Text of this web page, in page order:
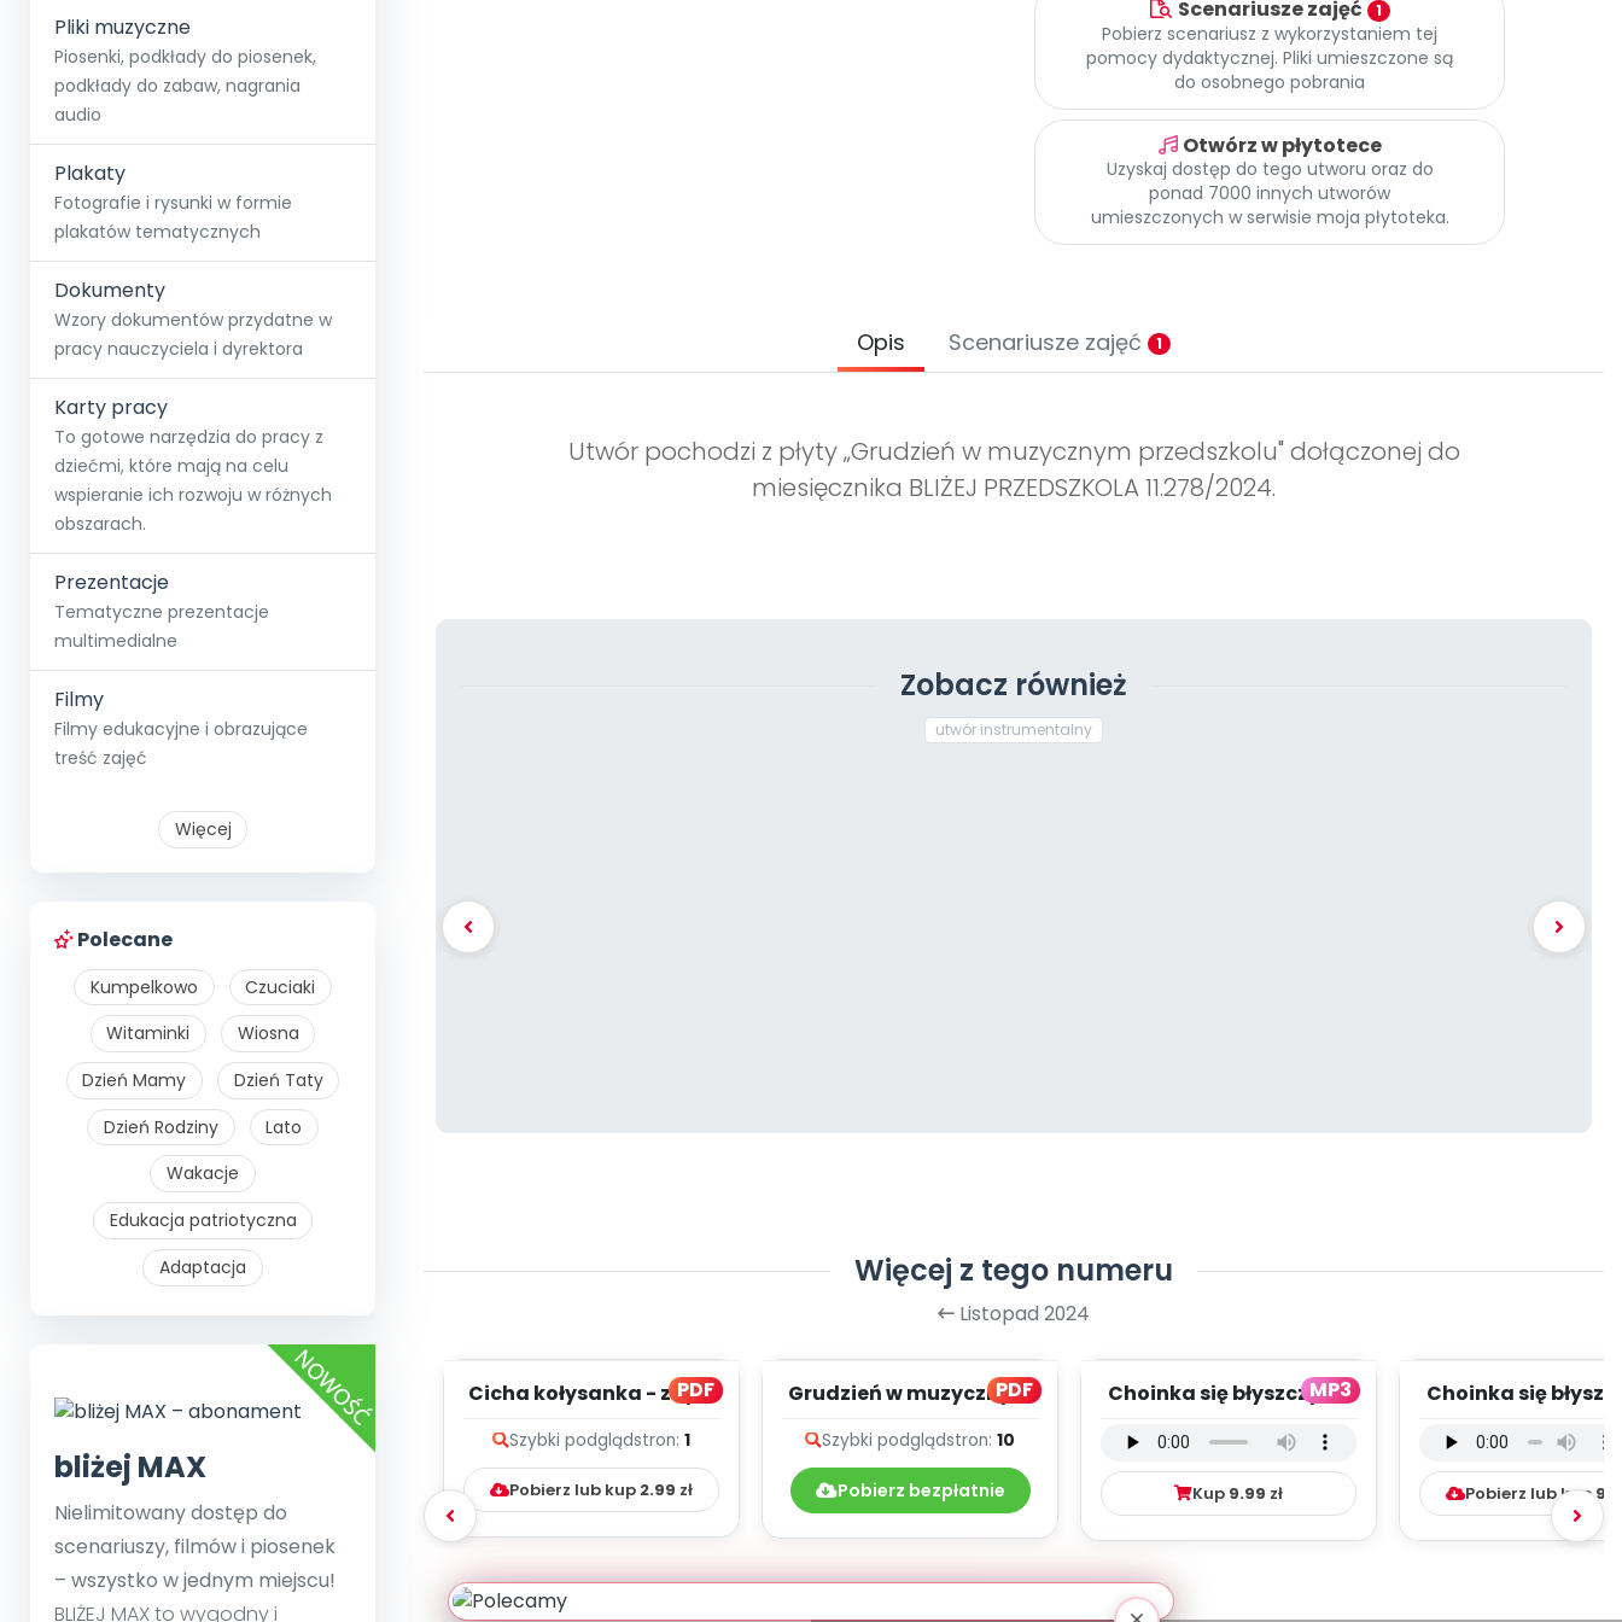
Pliki muzyczne
Piosenki, podkłady do piosenek,
podkłady do zabaw, nagrania
audio
Plakaty
Fotografie i rysunki w formie
plakatów tematycznych
Dokumenty
Wzory dokumentów przydatne w
pracy nauczyciela i dyrektora
Karty pracy
To gotowe narzędzia do pracy z
dziećmi, które mają na celu
wspieranie ich rozwoju w różnych
obszarach.
Prezentacje
Tematyczne prezentacje
multimedialne
Filmy
Filmy edukacyjne i obrazujące
treść zajęć
Więcej
Polecane
Kumpelkowo
Czuciaki
Witaminki
Wiosna
Dzień Mamy
Dzień Taty
Dzień Rodziny
Lato
Wakacje
Edukacja patriotyczna
Adaptacja
bliżej MAX
Nielimitowany dostęp do
scenariuszy, filmów i piosenek
– wszystko w jednym miejscu!
BLIŻEJ MAX to wygodny i
Scenariusze zajęć 1
Pobierz scenariusz z wykorzystaniem tej
pomocy dydaktycznej. Pliki umieszczone są
do osobnego pobrania
Otwórz w płytotece
Uzyskaj dostęp do tego utworu oraz do
ponad 7000 innych utworów
umieszczonych w serwisie moja płytoteka.
Opis Scenariusze zajęć 1
Utwór pochodzi z płyty „Grudzień w muzycznym przedszkolu" dołączonej do
miesięcznika BLIŻEJ PRZEDSZKOLA 11.278/2024.
Zobacz również
utwór instrumentalny
Więcej z tego numeru
Listopad 2024
PDF
Cicha kołysanka - zapis
Szybki podglądstron: 1
Pobierz lub kup 2.99 zł
PDF
Grudzień w muzycznym
piosenek
Szybki podglądstron: 10
Pobierz bezpłatnie
MP3
Choinka się błyszczy... -
mp3)
Kup 9.99 zł
Choinka się
(PD, mp...
Pobierz lub kup